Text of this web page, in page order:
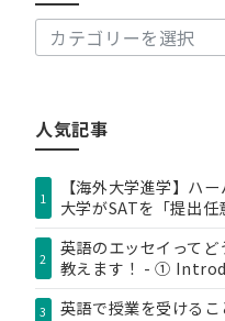
事
ー
人気記事
1
【海外大学進学】ハ
大学がSATを「提出任
2
英語のエッセイって
教えます！ - ①
3 英語で授業を受けるこ